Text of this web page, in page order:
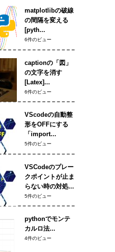
matplotlibの破線
の間隔を変える
[pyth...
6件のビュー
captionの「図」
の文字を消す
[Latex]...
6件のビュー
VScodeの自動整
形をOFFにする
「import...
5件のビュー
VSCodeのプレー
クポイントが止ま
らない時の対処...
5件のビュー
pythonでモンテ
カルロ法...
4件のビュー